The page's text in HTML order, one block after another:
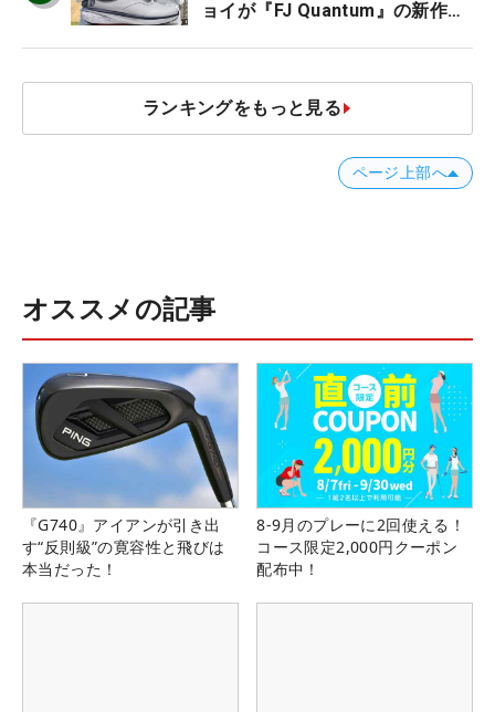
ョイが『FJ Quantum』の新作を
ランキングをもっと見る
ページ上部へ
オススメの記事
『G740』アイアンが引き出
す“反則級”の寛容性と飛びは
本当だった！
8-9月のプレーに2回使える！
コース限定2,000円クーポン
配布中！